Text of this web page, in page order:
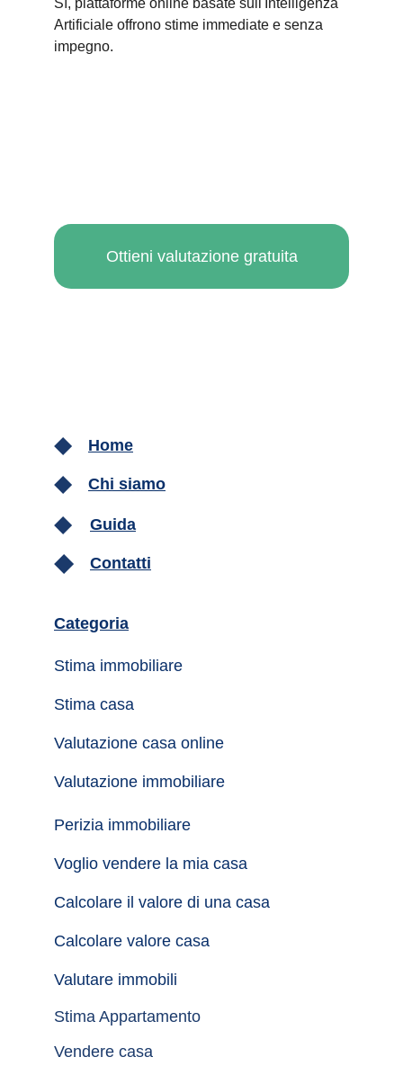
Ottieni valutazione gratuita
Sì, piattaforme online basate sull'Intelligenza
Artificiale offrono stime immediate e senza
impegno.
Home
Guida
Contatti
Chi siamo
Categoria
Stima immobiliare
Stima casa
Valutazione casa online
Valutazione immobiliare
Perizia immobiliare
Stima Appartamento
Vendere casa
Voglio vendere la mia casa
Calcolare il valore di una casa
Calcolare valore casa
Valutare immobili